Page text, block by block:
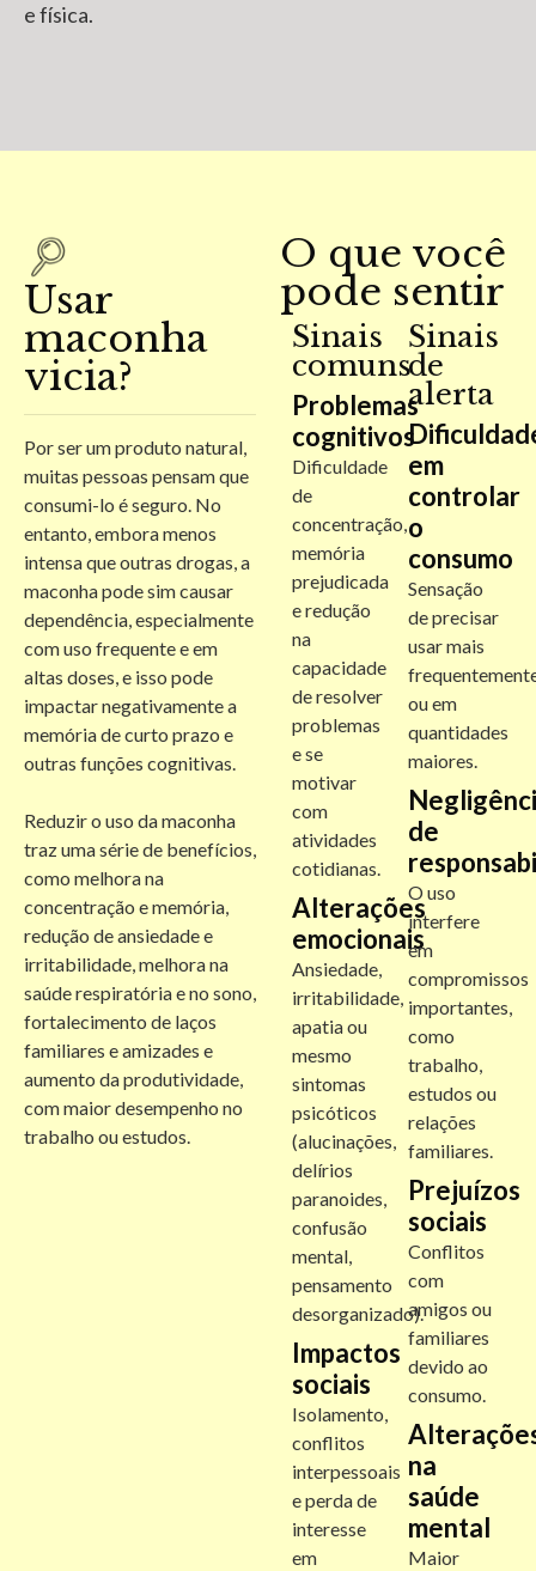
e física.
Usar
maconha
vicia?
Por ser um produto natural,
muitas pessoas pensam que
consumi-lo é seguro. No
entanto, embora menos
intensa que outras drogas, a
maconha pode sim causar
dependência, especialmente
com uso frequente e em
altas doses, e isso pode
impactar negativamente a
memória de curto prazo e
outras funções cognitivas.
Reduzir o uso da maconha
traz uma série de benefícios,
como melhora na
concentração e memória,
redução de ansiedade e
irritabilidade, melhora na
saúde respiratória e no sono,
fortalecimento de laços
familiares e amizades e
aumento da produtividade,
com maior desempenho no
trabalho ou estudos.
O que você
pode sentir
Sinais
comuns
Problemas
cognitivos
Dificuldade
de
concentração,
memória
prejudicada
e redução
na
capacidade
de resolver
problemas
e se
motivar
com
atividades
cotidianas.
Alterações
emocionais
Ansiedade,
irritabilidade,
apatia ou
mesmo
sintomas
psicóticos
(alucinações,
delírios
paranoides,
confusão
mental,
pensamento
desorganizado).
Impactos
sociais
Isolamento,
conflitos
interpessoais
e perda de
interesse
em
Sinais
de
alerta
em
controlar
o
consumo
Sensação
de precisar
usar mais
ou em
quantidades
maiores.
de
O uso
interfere
em
compromissos
importantes,
como
trabalho,
estudos ou
relações
familiares.
Prejuízos
sociais
Conflitos
com
amigos ou
familiares
devido ao
consumo.
na
saúde
mental
Maior